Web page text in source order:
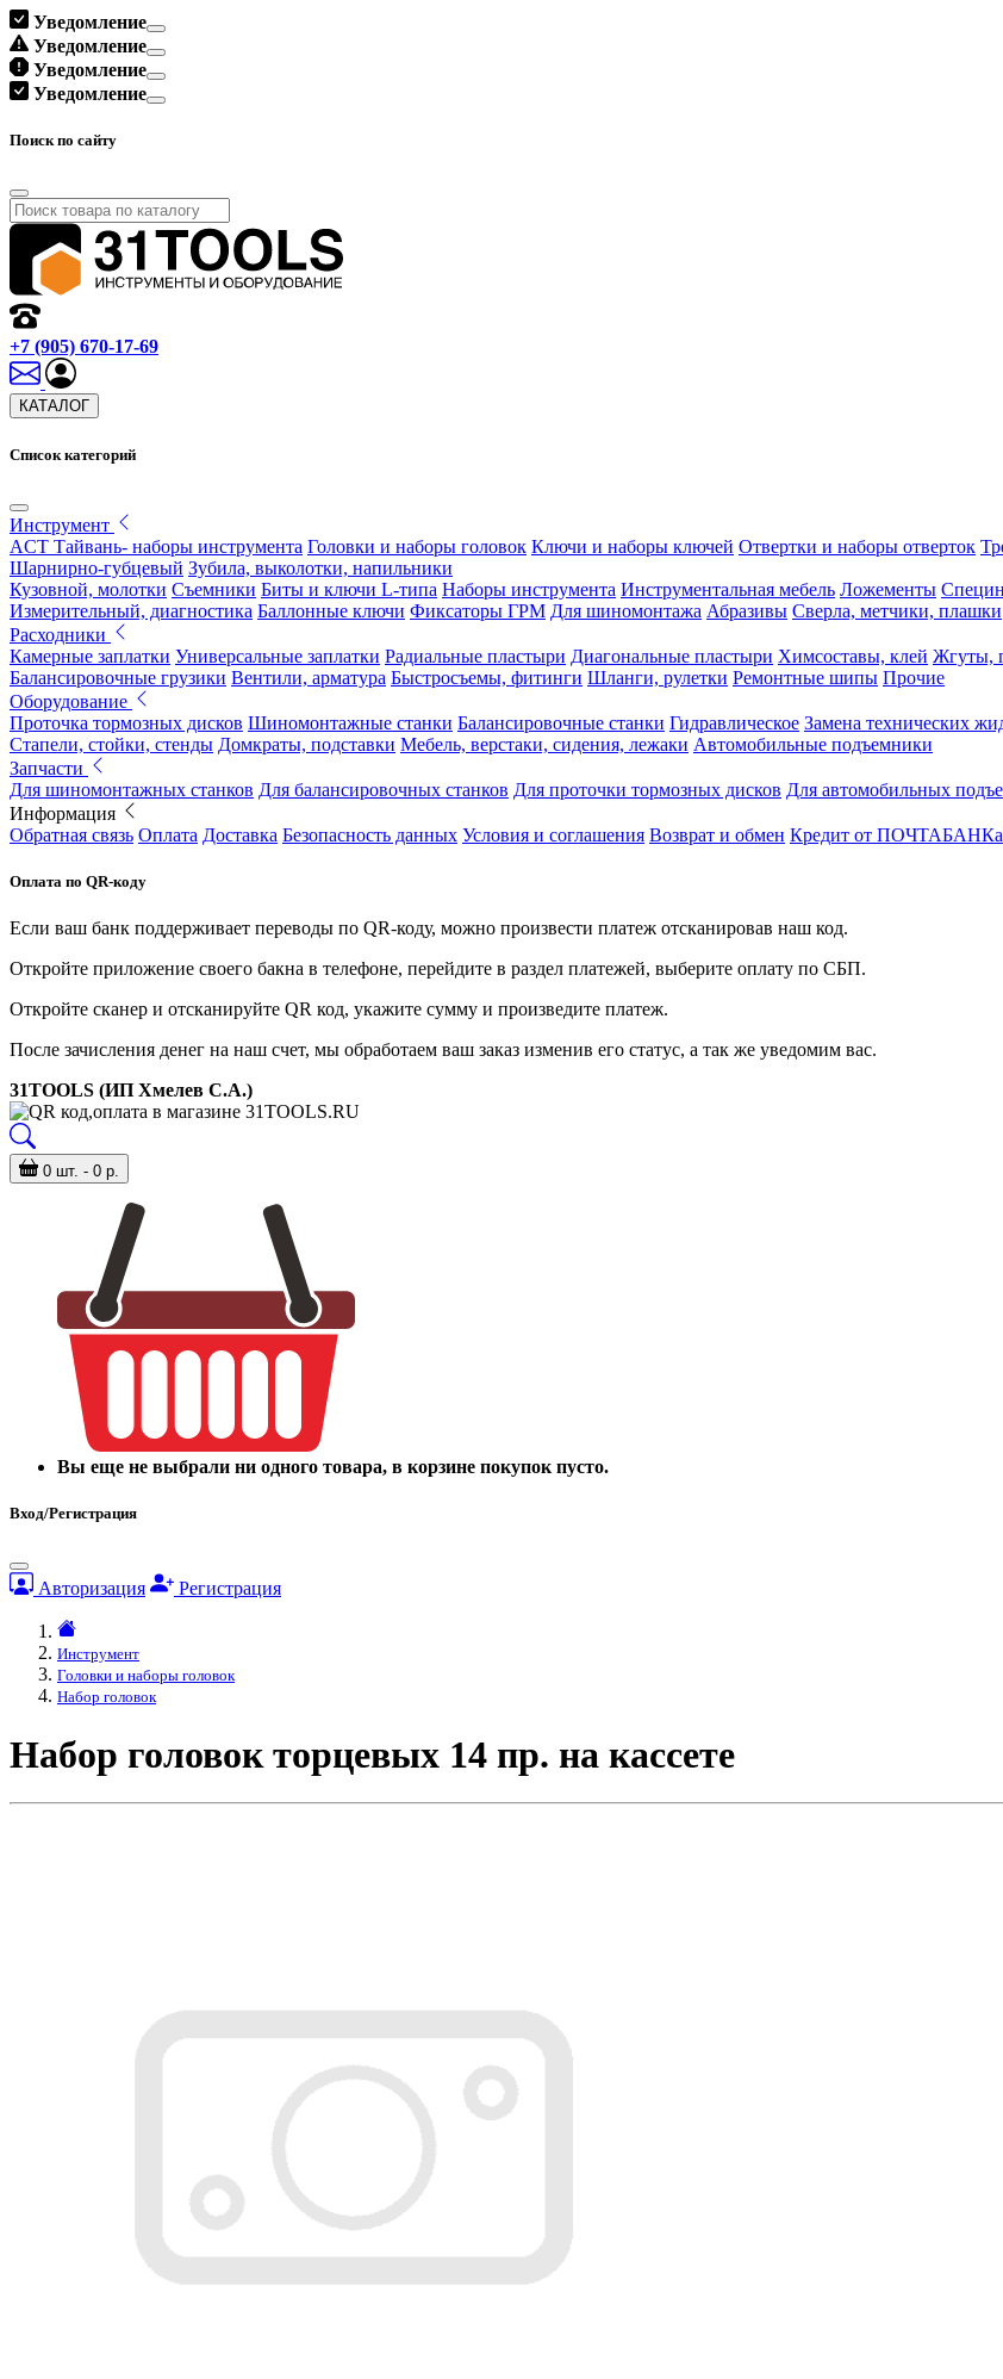
Уведомление
Уведомление
Уведомление
Уведомление
Поиск по сайту
+7 (905) 670-17-69
КАТАЛОГ
Список категорий
Инструмент
ACT Тайвань- наборы инструмента Головки и наборы головок Ключи и наборы ключей Отвертки и наборы отверток
Шарнирно-губцевый Зубила, выколотки, напильники
Кузовной, молотки Съемники Биты и ключи L-типа Наборы инструмента Инструментальная мебель Ложементы
Измерительный, диагностика Баллонные ключи Фиксаторы ГРМ Для шиномонтажа Абразивы Сверла, метчики, плашки
Расходники
Камерные заплатки Универсальные заплатки Радиальные пластыри Диагональные пластыри Химсоставы, клей Жгуты,
Балансировочные грузики Вентили, арматура Быстросъемы, фитинги Шланги, рулетки Ремонтные шипы Прочие
Оборудование
Проточка тормозных дисков Шиномонтажные станки Балансировочные станки Гидравлическое Замена технических
Стапели, стойки, стенды Домкраты, подставки Мебель, верстаки, сидения, лежаки Автомобильные подъемники
Запчасти
Для шиномонтажных станков Для балансировочных станков Для проточки тормозных дисков Для автомобильных
Информация
Обратная связь Оплата Доставка Безопасность данных Условия и соглашения Возврат и обмен Кредит от ПОЧТАБАНКа
Оплата по QR-коду
Если ваш банк поддерживает переводы по QR-коду, можно произвести платеж отсканировав наш код.
Откройте приложение своего бакна в телефоне, перейдите в раздел платежей, выберите оплату по СБП.
Откройте сканер и отсканируйте QR код, укажите сумму и произведите платеж.
После зачисления денег на наш счет, мы обработаем ваш заказ изменив его статус, а так же уведомим вас.
31TOOLS (ИП Хмелев С.А.)
0 шт. - 0 р.
Вы еще не выбрали ни одного товара, в корзине покупок пусто.
Вход/Регистрация
Авторизация Регистрация
Инструмент
Головки и наборы головок
Набор головок
Набор головок торцевых 14 пр. на кассете